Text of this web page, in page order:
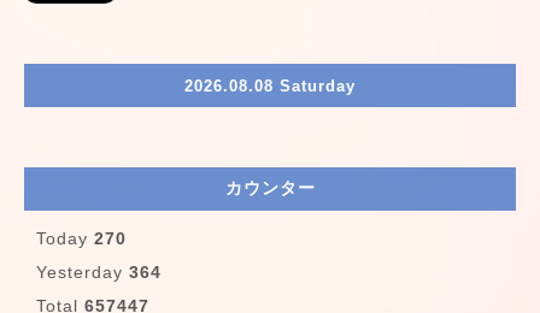
2026.08.08 Saturday
カウンター
Today 270
Yesterday 364
Total 657447